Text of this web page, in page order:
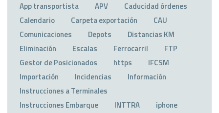
App transportista
APV
Caducidad órdenes
Calendario
Carpeta exportación
CAU
Comunicaciones
Depots
Distancias KM
Eliminación
Escalas Ferrocarril
FTP
Gestor de Posicionados
https
IFCSM
Importación
Incidencias
Información
Instrucciones a Terminales
Instrucciones Embarque
INTTRA
iphone